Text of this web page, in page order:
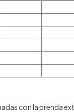
con la prenda